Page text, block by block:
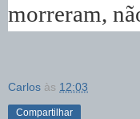
morreram,
Carlos às 12:03
Compartilhar